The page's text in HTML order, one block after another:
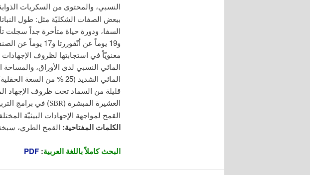
النسبي، والمحتوى من السكريات
ببعض الصفات الشكليّة مثل: طول
و19 يوماً عن
معنويّاً في استجابتها لظروف
المائي النسبي لدى الأوراق،
المائي الشديد (25 % من
قليلة من السماد تحت ظروف الإجهاد
العشيرة المبشرة (SBR) في برامج
القمح لمواجهة الإجهادات البيئيّة
الكلمات المفتاحية: القمح الطري، سبخة
البحث كاملاً باللغة العربية:
PDF